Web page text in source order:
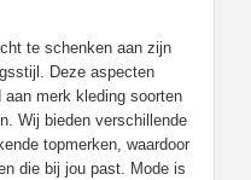
te schenken aan zijn
Deze aspecten
aan merk kleding soorten
Wij bieden verschillende
topmerken, waardoor
die bij jou past. Mode is